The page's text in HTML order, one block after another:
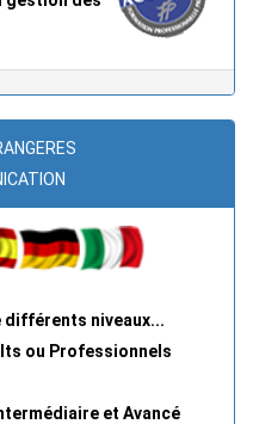
différents niveaux...
ou Professionnels
et Avancé